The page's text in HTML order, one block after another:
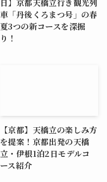
車「丹後くろまつ号」の春
夏3つの新コースを深掘
り！
【京都】天橋立の楽しみ方
を提案！京都出発の天橋
立・伊根1泊2日モデルコ
ース紹介